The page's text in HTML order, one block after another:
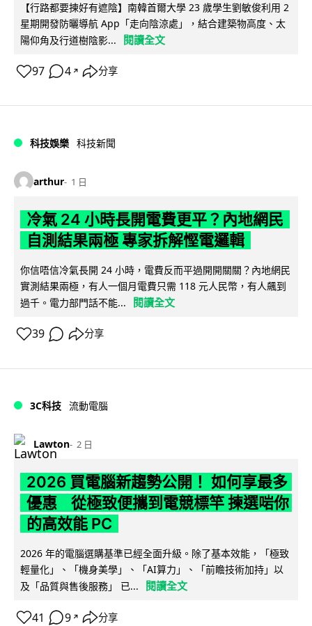
【行路都要揀好有遮陰】南韓首爾大學 23 歲學生劉敏俊利用 2
星期開發防曬導航 App「走向陰涼處」，結合建築物高度、太
陽仰角及行道樹陰影...
閱讀全文
97 4 ↗ 分享
科技娛樂 科技新聞
arthur 1 日
冷氣 24 小時長開電費更平？內地網民
自測結果兩極 專家拆解慳電邏輯
你信唔信冷氣長開 24 小時，電費反而平過開開關關？內地網民
實測結果兩極，有人一個月電費只需 118 元人民幣，有人飆到
過千。電力部門話不能...
閱讀全文
39 分享
3C科技 流動電腦
Lawton 2 日
2026 買電腦新趨勢公開！ 如何享最多
優惠 從極致便攜到電競標竿 揀選啱你
的高效能 PC
2026 年的電腦選購基準已經全面升級。除了基本效能，「極致
輕量化」、「機身美學」、「AI算力」、「前瞻技術加持」以
及「品質與售後服務」 已...
閱讀全文
41 9 ↗ 分享